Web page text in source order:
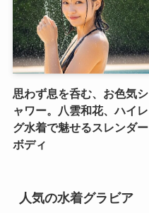
思わず息を呑む、お色気シ
ャワー。八雲和花、ハイレ
グ水着で魅せるスレンダー
ボディ
人気の水着グラビア